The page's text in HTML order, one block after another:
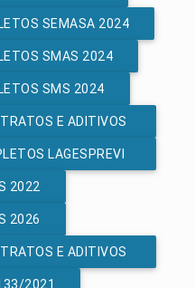
SEMASA 2024
SMAS 2024
SMS 2024
E ADITIVOS
93
LAGESPREVI
2022
2026
E ADITIVOS
2021
2021